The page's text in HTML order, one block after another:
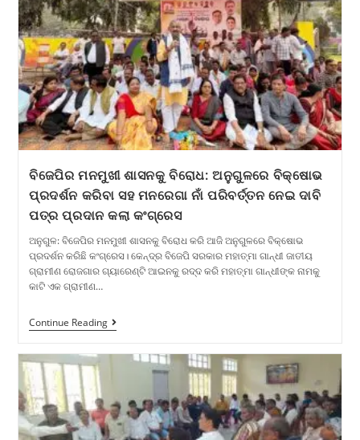
ବିଜେପିର ମନମୁଖୀ ଶାସନକୁ ବିରୋଧ: ଅନୁଗୁଳରେ ବିକ୍ଷୋଭ
ପ୍ରଦର୍ଶନ କରିବା ସହ ମନରେଗା ନାଁ ପରିବର୍ତ୍ତନ ନେଇ ଦାବି
ପତ୍ର ପ୍ରଦାନ କଲା କଂଗ୍ରେସ
ଅନୁଗୁଳ: ବିଜେପିର ମନମୁଖୀ ଶାସନକୁ ବିରୋଧ କରି ଆଜି ଅନୁଗୁଳରେ ବିକ୍ଷୋଭ
ପ୍ରଦର୍ଶନ କରିଛି କଂଗ୍ରେସ। କେନ୍ଦ୍ର ବିଜେପି ସରକାର ମହାତ୍ମା ଗାନ୍ଧୀ ଜାତୀୟ
ଗ୍ରାମୀଣ ରୋଜଗାର ଗ୍ୟାରେଣ୍ଟି ଆଇନକୁ ରଦ୍ଦ କରି ମହାତ୍ମା ଗାନ୍ଧୀଙ୍କ ନାମକୁ
କାଟି ଏକ ଗ୍ରାମୀଣ…
Continue Reading